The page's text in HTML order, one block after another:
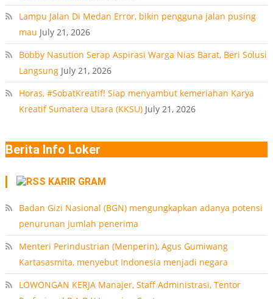
Lampu Jalan Di Medan Error, bikin pengguna jalan pusing
mau July 21, 2026
Bobby Nasution Serap Aspirasi Warga Nias Barat, Beri Solusi
Langsung July 21, 2026
Horas, #SobatKreatif! Siap menyambut kemeriahan Karya
Kreatif Sumatera Utara (KKSU) July 21, 2026
Berita Info Loker
KARIR GRAM
Badan Gizi Nasional (BGN) mengungkapkan adanya potensi
penurunan jumlah penerima
Menteri Perindustrian (Menperin), Agus Gumiwang
Kartasasmita, menyebut Indonesia menjadi negara
LOWONGAN KERJA Manajer, Staff Administrasi, Tentor